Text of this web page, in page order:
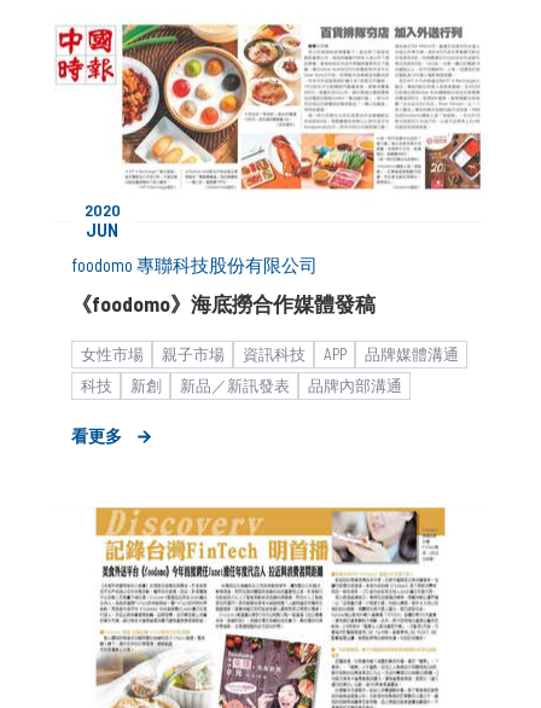
2020
JUN
foodomo 專聯科技股份有限公司
《foodomo》海底撈合作媒體發稿
女性市場 親子市場 資訊科技 APP
品牌媒體溝通
科技
新創 新品／新訊發表
品牌內部溝通
新創產業_商務開發
看更多